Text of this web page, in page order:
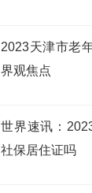
2023天津市老
界观焦点
世界速讯：
社保居住证吗